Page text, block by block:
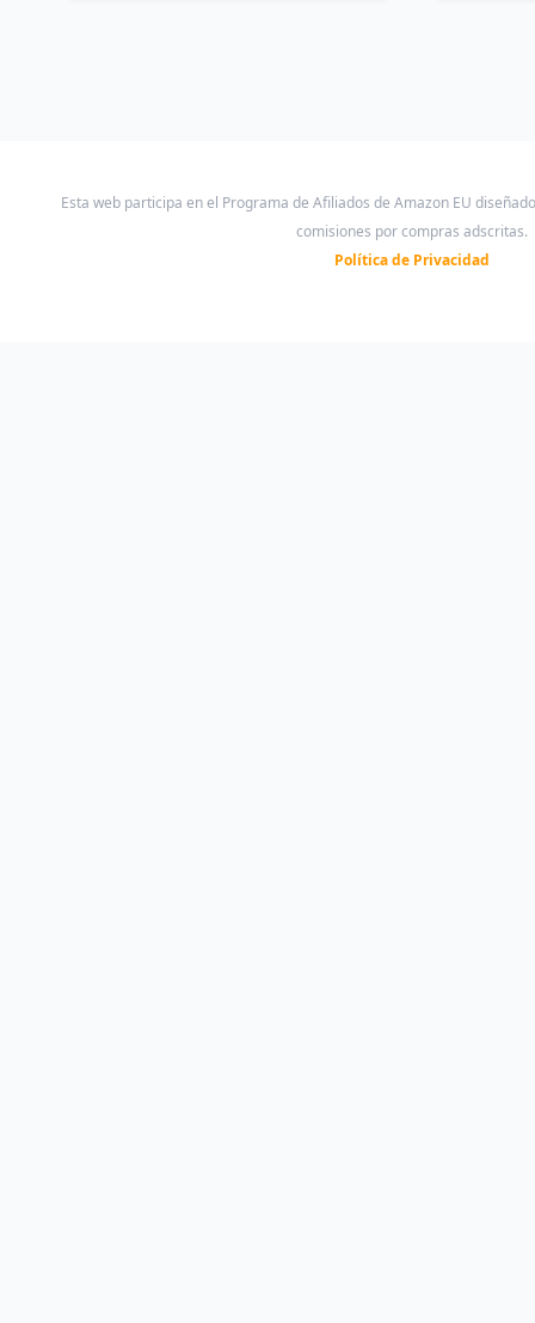
Esta web participa en el Programa de Afiliados de Amazon EU
comisiones por compras adscritas.
Política de Privacidad